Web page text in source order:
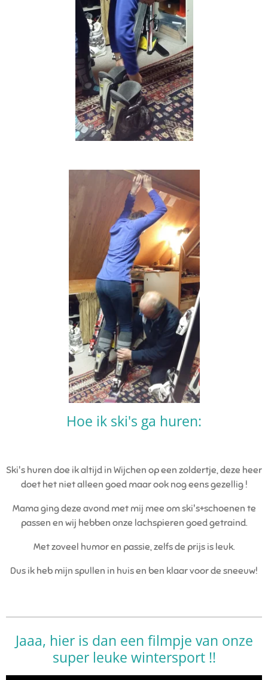
Hoe ik ski's ga huren:
Ski's huren doe ik altijd in Wijchen op een zoldertje, deze heer
doet het niet alleen goed maar ook nog eens gezellig !
Mama ging deze avond met mij mee om ski's+schoenen te
passen en wij hebben onze lachspieren goed getraind.
Met zoveel humor en passie, zelfs de prijs is leuk.
Dus ik heb mijn spullen in huis en ben klaar voor de sneeuw!
Jaaa, hier is dan een filmpje van onze
super leuke wintersport !!